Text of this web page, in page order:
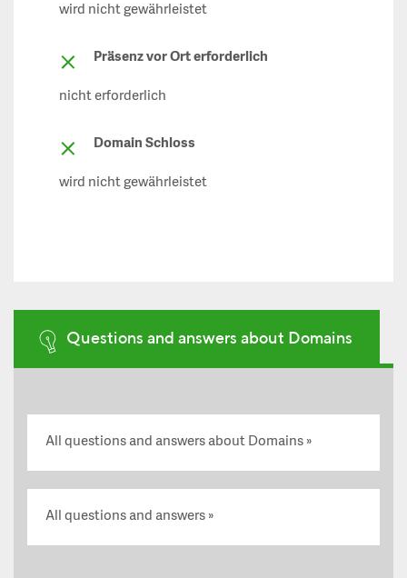
wird nicht gewährleistet
Präsenz vor Ort erforderlich
nicht erforderlich
Domain Schloss
wird nicht gewährleistet
Questions and answers about Domains
All questions and answers about Domains
All questions and answers